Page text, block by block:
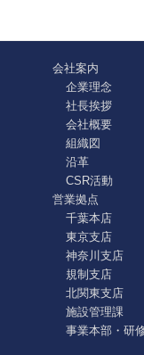
会社案内
企業理念
社長挨拶
会社概要
組織図
沿革
CSR活動
営業拠点
千葉本店
東京支店
神奈川支店
規制支店
北関東支店
施設管理課
事業本部・研